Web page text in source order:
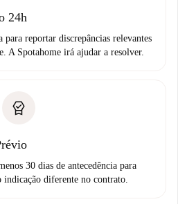
24h
para reportar discrepâncias relevantes
A Spotahome irá ajudar a resolver.
30 dias de antecedência para
indicação diferente no contrato.